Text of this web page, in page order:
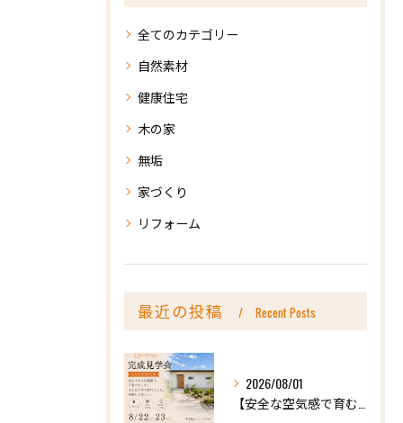
全てのカテゴリー
自然素材
健康住宅
木の家
無垢
家づくり
リフォーム
最近の投稿 Recent Posts
2026/08/01